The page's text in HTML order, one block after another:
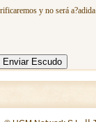
y no será